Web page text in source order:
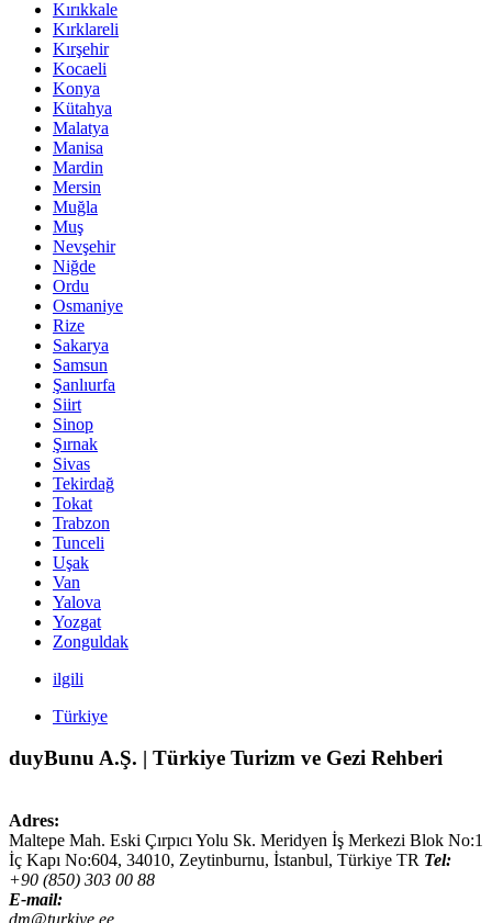
Kırıkkale
Kırklareli
Kırşehir
Kocaeli
Konya
Kütahya
Malatya
Manisa
Mardin
Mersin
Muğla
Muş
Nevşehir
Niğde
Ordu
Osmaniye
Rize
Sakarya
Samsun
Şanlıurfa
Siirt
Sinop
Şırnak
Sivas
Tekirdağ
Tokat
Trabzon
Tunceli
Uşak
Van
Yalova
Yozgat
Zonguldak
ilgili
Türkiye
duyBunu A.Ş. | Türkiye Turizm ve Gezi Rehberi
Adres:
Maltepe Mah. Eski Çırpıcı Yolu Sk. Meridyen İş Merkezi Blok No:1
İç Kapı No:604, 34010, Zeytinburnu, İstanbul, Türkiye TR Tel:
+90 (850) 303 00 88
E-mail: